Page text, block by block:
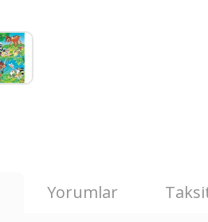
Yorumlar